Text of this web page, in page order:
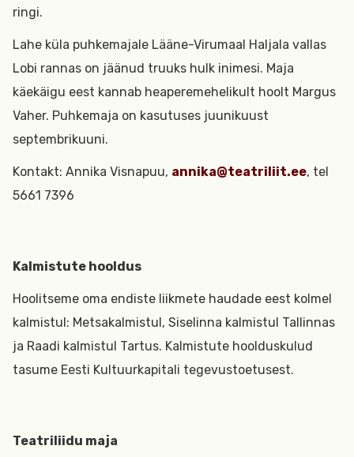
ringi.
Lahe küla puhkemajale Lääne-Virumaal Haljala vallas
Lobi rannas on jäänud truuks hulk inimesi. Maja
käekäigu eest kannab heaperemehelikult hoolt Margus
Vaher. Puhkemaja on kasutuses juunikuust
septembrikuuni.
Kontakt: Annika Visnapuu, annika@teatriliit.ee, tel
5661 7396
Kalmistute hooldus
Hoolitseme oma endiste liikmete haudade eest kolmel
kalmistul: Metsakalmistul, Siselinna kalmistul Tallinnas
ja Raadi kalmistul Tartus. Kalmistute hoolduskulud
tasume Eesti Kultuurkapitali tegevustoetusest.
Teatriliidu maja